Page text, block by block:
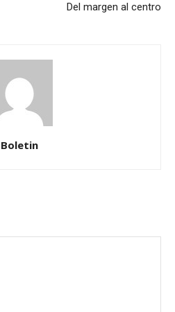
Del margen al centro
Boletin